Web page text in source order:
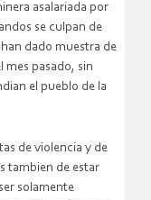
asalariada por
se culpan de
dado muestra de
mes pasado, sin
el pueblo de la
de violencia y de
tambien de estar
solamente